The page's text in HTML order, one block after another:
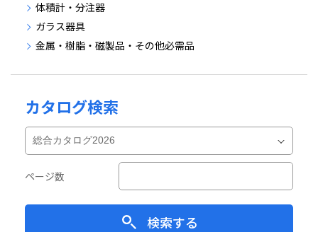
体積計・分注器
ガラス器具
金属・樹脂・磁製品・その他必需品
カタログ検索
ページ数
検索する